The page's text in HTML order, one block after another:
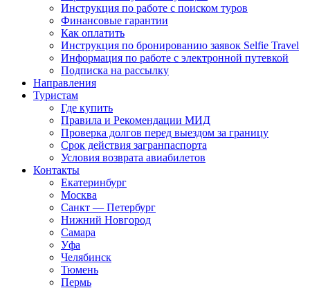
Инструкция по работе с поиском туров
Финансовые гарантии
Как оплатить
Инструкция по бронированию заявок Selfie Travel
Информация по работе с электронной путевкой
Подписка на рассылку
Направления
Туристам
Где купить
Правила и Рекомендации МИД
Проверка долгов перед выездом за границу
Срок действия загранпаспорта
Условия возврата авиабилетов
Контакты
Екатеринбург
Москва
Санкт — Петербург
Нижний Новгород
Самара
Уфа
Челябинск
Тюмень
Пермь